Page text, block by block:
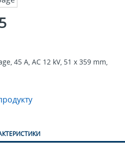
45 A, AC 12 kV, 51 x 359 mm,